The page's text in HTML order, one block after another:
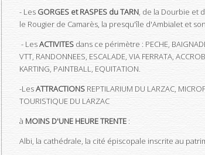
- Les GORGES et RASPES du TARN, de la Dourbie et
le Rougier de Camarès, la presqu'île d'Ambialet et
- LesACTIVITES dans ce périmètre : PECHE,
VTT, RANDONNEES, ESCALADE, VIA FERRATA,
KARTING, PAINTBALL, EQUITATION.
-LesATTRACTIONS REPTILARIUM DU LARZAC,
TOURISTIQUE DU LARZAC
à MOINS D'UNE HEURE TRENTE :
Albi, la cathédrale, la cité épiscopale inscrite au